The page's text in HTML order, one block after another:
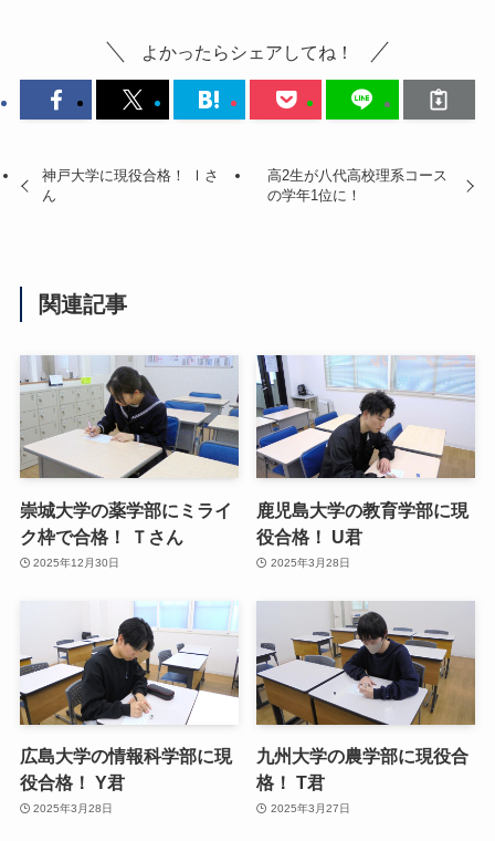
よかったらシェアしてね！
神戸大学に現役合格！ Ⅰさ
ん
高2生が八代高校理系コース
の学年1位に！
関連記事
崇城大学の薬学部にミライ
ク枠で合格！ Ｔさん
2025年12月30日
鹿児島大学の教育学部に現
役合格！ U君
2025年3月28日
広島大学の情報科学部に現
役合格！ Y君
2025年3月28日
九州大学の農学部に現役合
格！ T君
2025年3月27日